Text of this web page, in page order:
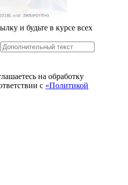
и будьте в курсе всех
на обработку
с «Политикой